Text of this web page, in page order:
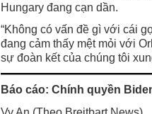
Hungary đang cạn dần.
“Không có vấn đề gì với cái
đang cảm thấy mệt mỏi với
sự đoàn kết của chúng tôi
Báo cáo: Chính quyền